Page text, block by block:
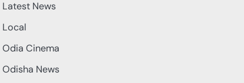
Latest News
Local
Odia Cinema
Odisha News